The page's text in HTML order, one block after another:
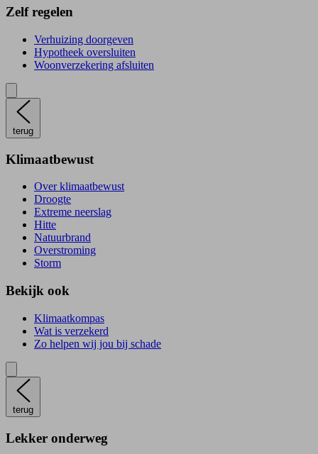
Zelf regelen
Verhuizing doorgeven
Hypotheek oversluiten
Woonverzekering afsluiten
terug
Klimaatbewust
Over klimaatbewust
Droogte
Extreme neerslag
Hitte
Natuurbrand
Overstroming
Storm
Bekijk ook
Klimaatkompas
Wat is verzekerd
Zo helpen wij jou bij schade
terug
Lekker onderweg